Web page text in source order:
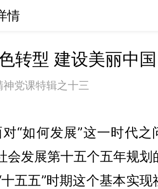
情
转型 建设美丽中国
党课特辑之十三
“如何发展”这一时代之
会发展第十五个五年规划
五五”时期这个基本实现